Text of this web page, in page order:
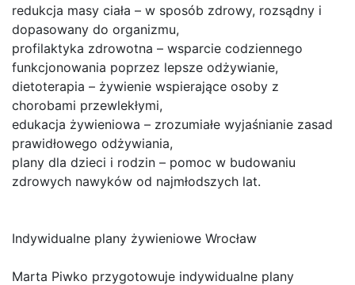
redukcja masy ciała – w sposób zdrowy, rozsądny i
dopasowany do organizmu,
profilaktyka zdrowotna – wsparcie codziennego
funkcjonowania poprzez lepsze odżywianie,
dietoterapia – żywienie wspierające osoby z
chorobami przewlekłymi,
edukacja żywieniowa – zrozumiałe wyjaśnianie zasad
prawidłowego odżywiania,
plany dla dzieci i rodzin – pomoc w budowaniu
zdrowych nawyków od najmłodszych lat.
Indywidualne plany żywieniowe Wrocław
Marta Piwko przygotowuje indywidualne plany